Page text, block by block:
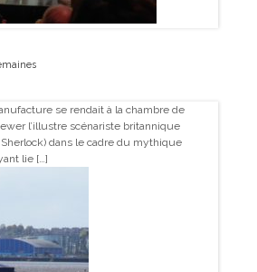
se rendait à la chambre de
l’illustre scénariste britannique
dans le cadre du mythique
lie […]